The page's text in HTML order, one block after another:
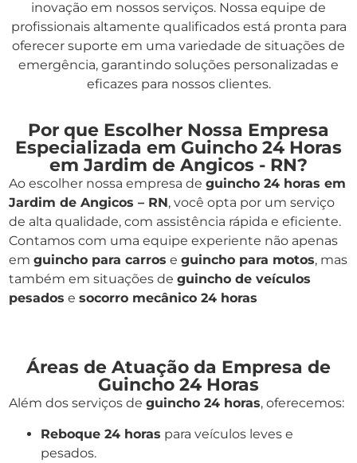
inovação em nossos serviços. Nossa equipe de
profissionais altamente qualificados está pronta para
oferecer suporte em uma variedade de situações de
emergência, garantindo soluções personalizadas e
eficazes para nossos clientes.
Por que Escolher Nossa Empresa
Especializada em Guincho 24 Horas
em Jardim de Angicos - RN?
Ao escolher nossa empresa de guincho 24 horas em
Jardim de Angicos – RN, você opta por um serviço
de alta qualidade, com assistência rápida e eficiente.
Contamos com uma equipe experiente não apenas
em guincho para carros e guincho para motos, mas
também em situações de guincho de veículos
pesados e socorro mecânico 24 horas
Áreas de Atuação da Empresa de
Guincho 24 Horas
Além dos serviços de guincho 24 horas, oferecemos:
Reboque 24 horas para veículos leves e
pesados.